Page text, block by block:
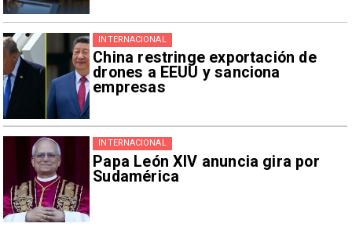
China restringe exportación de
drones a EEUU y sanciona
empresas
INTERNACIONAL
Papa León XIV anuncia gira por
Sudamérica
INTERNACIONAL